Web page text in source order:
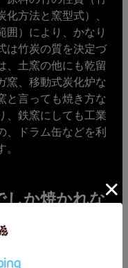
方法と窯型式）、
囲）により、かなり
は竹炭の質を決定づ
、土窯の他にも乾留
窯、移動式炭化炉な
と言っても焼き方な
、鉄窯にしても工業
、ドラム缶などを利
しか焼かれな
山の炭焼き職人の方
竹炭は、やはり土窯